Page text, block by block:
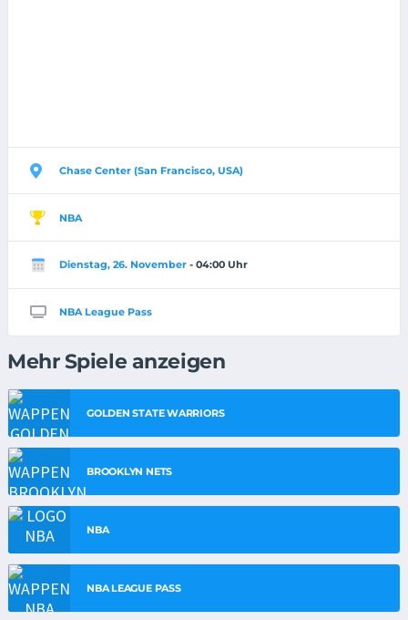
Chase Center (San Francisco, USA)
NBA
Dienstag, 26. November - 04:00 Uhr
NBA League Pass
Mehr Spiele anzeigen
GOLDEN STATE WARRIORS
BROOKLYN NETS
NBA
NBA LEAGUE PASS